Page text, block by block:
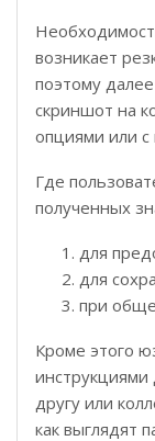
возникает
поэтому
скриншот на
опциями или
Где
полученных
для
для
при
Кроме этого
другу или
как выглядят